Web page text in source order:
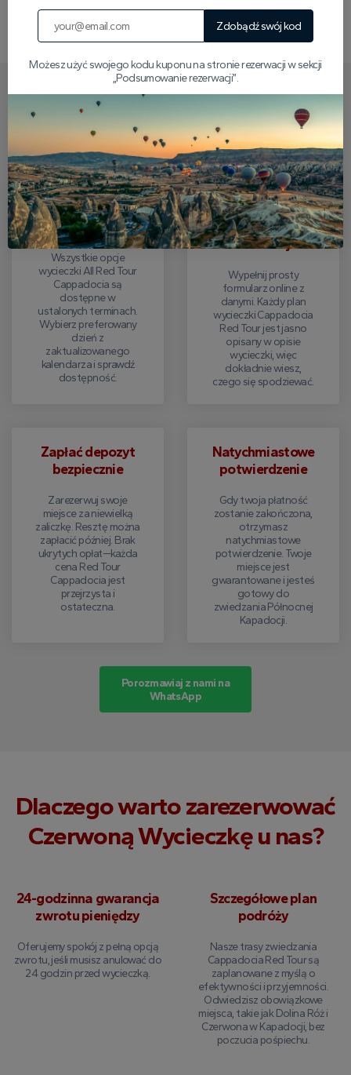
Jak zarezerwować Czerwoną
Wycieczkę w Kapadocji
Wybierz datę
swojej wycieczki
Wszystkie opcje
wycieczki All Red Tour
Cappadocia są
dostępne w
ustalonych terminach.
Wybierz preferowany
dzień z
zaktualizowanego
kalendarza i sprawdź
dostępność.
Wypełnij
formularz
rezerwacji
Wypełnij prosty
formularz online z
danymi. Każdy plan
wycieczki Cappadocia
Red Tour jest jasno
opisany w opisie
wycieczki, więc
dokładnie wiesz,
czego się spodziewać.
Zapłać depozyt
bezpiecznie
Zarezerwuj swoje
miejsce za niewielką
zaliczkę. Resztę można
zapłacić później. Brak
ukrytych opłat—każda
cena Red Tour
Cappadocia jest
przejrzysta i
ostateczna.
Natychmiastowe
potwierdzenie
Gdy twoja płatność
zostanie zakończona,
otrzymasz
natychmiastowe
potwierdzenie. Twoje
miejsce jest
gwarantowane i jesteś
gotowy do
zwiedzania Północnej
Kapadocji.
Porozmawiaj z nami na
WhatsApp
Dlaczego warto zarezerwować
Czerwoną Wycieczkę u nas?
24-godzinna gwarancja
zwrotu pieniędzy
Oferujemy spokój z pełną opcją
zwrotu, jeśli musisz anulować do
24 godzin przed wycieczką.
Szczegółowe plan
podróży
Nasze trasy zwiedzania
Cappadocia Red Tour są
zaplanowane z myślą o
efektywności i przyjemności.
Odwiedzisz obowiązkowe
miejsca, takie jak Dolina Róż i
Czerwona w Kapadocji, bez
poczucia pośpiechu.
Zdobądź swój kod
Możesz użyć swojego kodu kuponu na stronie rezerwacji w sekcji
„Podsumowanie rezerwacji”.